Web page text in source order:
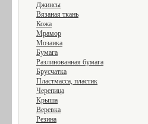
Джинсы
Вязаная ткань
Кожа
Мрамор
Мозаика
Бумага
Разлинованная бумага
Брусчатка
Пластмасса, пластик
Черепица
Крыша
Веревка
Резина